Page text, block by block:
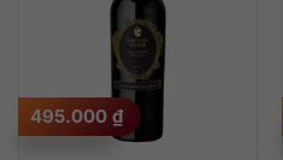
495.000 ₫